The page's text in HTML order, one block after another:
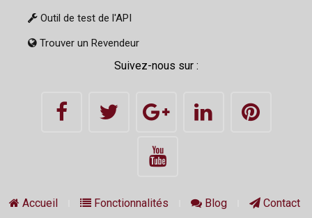
Outil de test de l'API
Trouver un Revendeur
Suivez-nous sur :
Accueil Fonctionnalités Blog Contact